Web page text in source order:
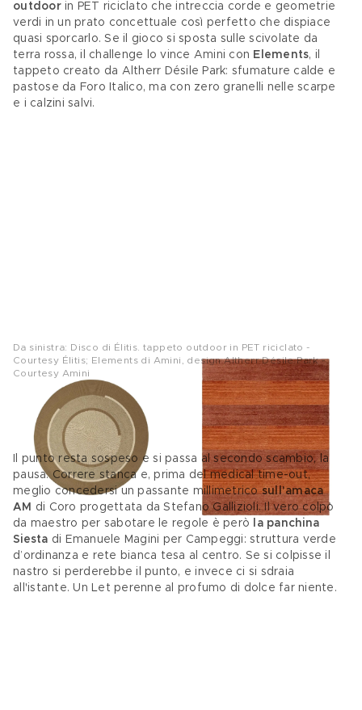
outdoor in PET riciclato che intreccia corde e geometrie
verdi in un prato concettuale così perfetto che dispiace
quasi sporcarlo. Se il gioco si sposta sulle scivolate da
terra rossa, il challenge lo vince Amini con Elements, il
tappeto creato da Altherr Désile Park: sfumature calde e
pastose da Foro Italico, ma con zero granelli nelle scarpe
e i calzini salvi.
Da sinistra: Disco di Élitis. tappeto outdoor in PET riciclato -
Courtesy Élitis; Elements di Amini, design Altherr Désile Park -
Courtesy Amini
Gioco, partita, incontro... anzi, siesta
Il punto resta sospeso e si passa al secondo scambio, la
pausa. Correre stanca e, prima del medical time-out,
meglio concedersi un passante millimetrico sull'amaca
AM
di Coro progettata da Stefano Gallizioli. Il vero colpo
da maestro per sabotare le regole è però
la panchina
Siesta di Emanuele Magini per Campeggi: struttura verde
d’ordinanza e rete bianca tesa al centro. Se si colpisse il
nastro si perderebbe il punto, e invece ci si sdraia
all'istante. Un Let perenne al profumo di dolce far niente.